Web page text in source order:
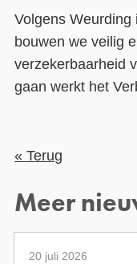
Volgens Weurding
bouwen we veilig
verzekerbaarheid
gaan werkt het
« Terug
Meer
20 juli 2026